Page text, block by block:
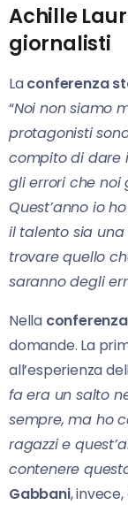
Achille
giornalisti
Laconferenza
“Noi non siamo
protagonisti
compito di dare
gli errori che noi
Quest’anno io
il talento sia
trovare quello
saranno degli
Nella
domande. La
all’esperienza
fa era un salto
sempre, ma ho
ragazzi e
contenere
Gabbani,